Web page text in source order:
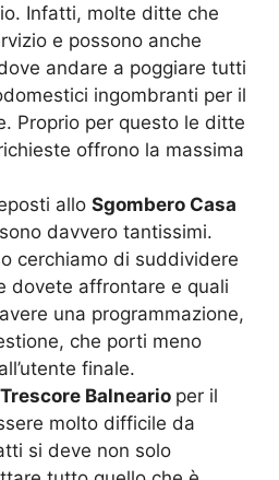
Infatti, molte ditte che
e possono anche
andare a poggiare tutti
ingombranti per il
Proprio per questo le ditte
offrono la massima
allo Sgombero Casa
sono davvero tantissimi.
cerchiamo di suddividere
dovete affrontare e quali
una programmazione,
che porti meno
finale.
Balneario per il
molto difficile da
si deve non solo